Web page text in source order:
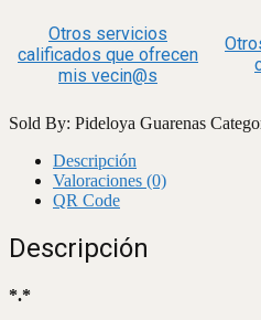
Otros servicios
calificados que ofrecen
mis vecin@s
Sold By: Pideloya Guarenas
Descripción
Valoraciones (0)
QR Code
Descripción
*.*